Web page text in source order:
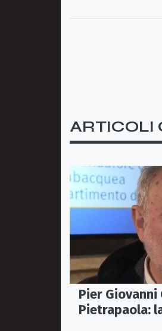
ARTICOLI
Pier Giovanni
Pietrapaola:
nel grande